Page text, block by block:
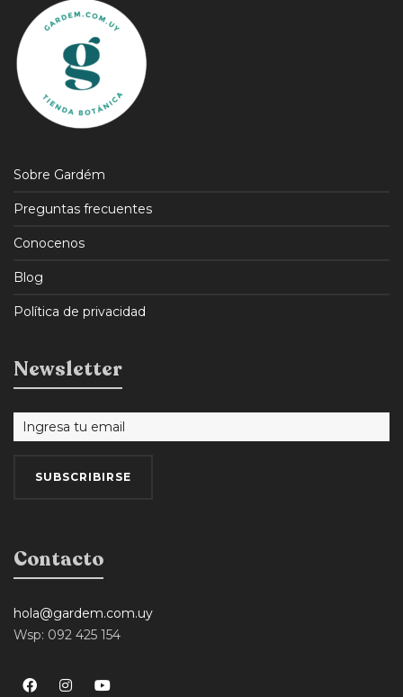
Sobre Gardém
Preguntas frecuentes
Conocenos
Blog
Política de privacidad
Newsletter
Contacto
hola@gardem.com.uy
Wsp: 092 425 154